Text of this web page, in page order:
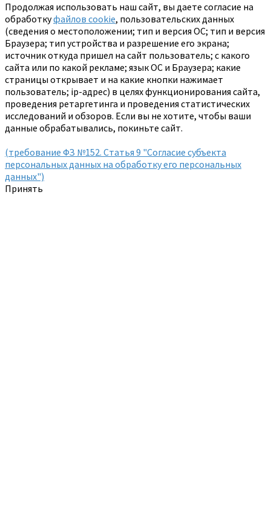
Продолжая использовать наш сайт, вы даете согласие на
обработкуфайлов cookie, пользовательских данных
(сведения о местоположении; тип и версия ОС; тип и версия
Браузера; тип устройства и разрешение его экрана;
источник откуда пришел на сайт пользователь; с какого
сайта или по какой рекламе; язык ОС и Браузера; какие
страницы открывает и на какие кнопки нажимает
пользователь; ip-адрес) в целях функционирования сайта,
проведения ретаргетинга и проведения статистических
исследований и обзоров. Если вы не хотите, чтобы ваши
данные обрабатывались, покиньте сайт.
(требование ФЗ №152. Статья 9 "Согласие субъекта
персональных данных на обработку его персональных
данных")
Принять